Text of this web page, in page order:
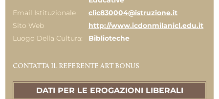
Email Istituzionale
clic830004@istruzione.it
Sito Web
http://www.icdonmilanicl.edu.it
Luogo Della Cultura:
Biblioteche
CONTATTA IL REFERENTE ART BONUS
DATI PER LE EROGAZIONI LIBERALI